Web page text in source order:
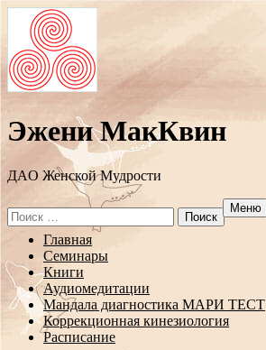
Эжени МакКвин
ДAO Женской Мудрости
Search
for:
Меню
Перейти
содержанию
Главная
Семинары
Книги
Аудиомедитации
Мандала диагностика МАРИ ТЕСТ
Коррекционная кинезиология
Расписание